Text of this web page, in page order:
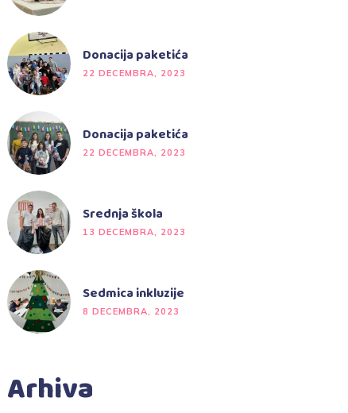
Donacija paketića
22 DECEMBRA, 2023
Donacija paketića
22 DECEMBRA, 2023
Srednja škola
13 DECEMBRA, 2023
Sedmica inkluzije
8 DECEMBRA, 2023
Arhiva